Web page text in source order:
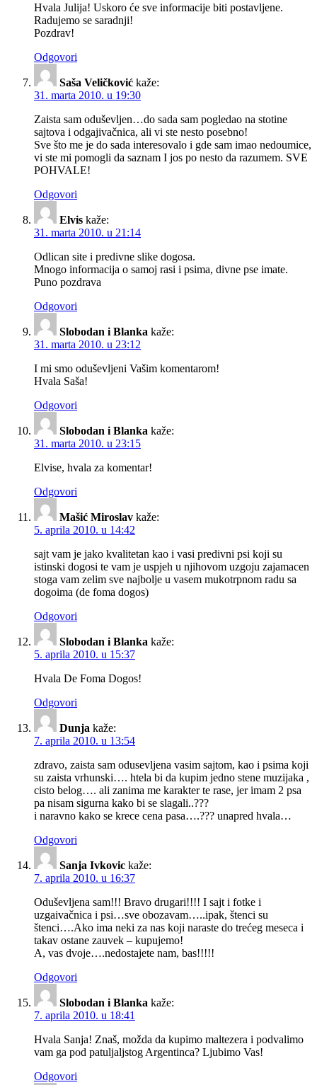
Hvala Julija! Uskoro će sve informacije biti postavljene.
Radujemo se saradnji!
Pozdrav!
Odgovori
Saša Veličković kaže:
31. marta 2010. u 19:30
Zaista sam oduševljen…do sada sam pogledao na stotine
sajtova i odgajivačnica, ali vi ste nesto posebno!
Sve što me je do sada interesovalo i gde sam imao nedoumice,
vi ste mi pomogli da saznam I jos po nesto da razumem. SVE
POHVALE!
Odgovori
Elvis kaže:
31. marta 2010. u 21:14
Odlican site i predivne slike dogosa.
Mnogo informacija o samoj rasi i psima, divne pse imate.
Puno pozdrava
Odgovori
Slobodan i Blanka kaže:
31. marta 2010. u 23:12
I mi smo oduševljeni Vašim komentarom!
Hvala Saša!
Odgovori
Slobodan i Blanka kaže:
31. marta 2010. u 23:15
Elvise, hvala za komentar!
Odgovori
Mašić Miroslav kaže:
5. aprila 2010. u 14:42
sajt vam je jako kvalitetan kao i vasi predivni psi koji su
istinski dogosi te vam je uspjeh u njihovom uzgoju zajamacen
stoga vam zelim sve najbolje u vasem mukotrpnom radu sa
dogoima (de foma dogos)
Odgovori
Slobodan i Blanka kaže:
5. aprila 2010. u 15:37
Hvala De Foma Dogos!
Odgovori
Dunja kaže:
7. aprila 2010. u 13:54
zdravo, zaista sam odusevljena vasim sajtom, kao i psima koji
su zaista vrhunski…. htela bi da kupim jedno stene muzijaka ,
cisto belog…. ali zanima me karakter te rase, jer imam 2 psa
pa nisam sigurna kako bi se slagali..???
i naravno kako se krece cena pasa….??? unapred hvala…
Odgovori
Sanja Ivkovic kaže:
7. aprila 2010. u 16:37
Oduševljena sam!!! Bravo drugari!!!! I sajt i fotke i
uzgaivačnica i psi…sve obozavam…..ipak, štenci su
štenci….Ako ima neki za nas koji naraste do trećeg meseca i
takav ostane zauvek – kupujemo!
A, vas dvoje….nedostajete nam, bas!!!!!
Odgovori
Slobodan i Blanka kaže:
7. aprila 2010. u 18:41
Hvala Sanja! Znaš, možda da kupimo maltezera i podvalimo
vam ga pod patuljaljstog Argentinca? Ljubimo Vas!
Odgovori